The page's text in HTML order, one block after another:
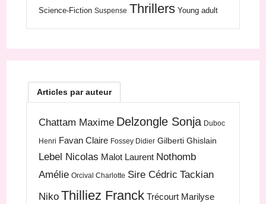
Science-Fiction Suspense Thrillers Young adult
Articles par auteur
Chattam Maxime Delzongle Sonja Duboc
Henri Favan Claire Fossey Didier Gilberti Ghislain
Lebel Nicolas Malot Laurent Nothomb
Amélie Orcival Charlotte Sire Cédric Tackian
Niko Thilliez Franck Trécourt Marilyse